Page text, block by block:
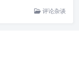
评论杂谈